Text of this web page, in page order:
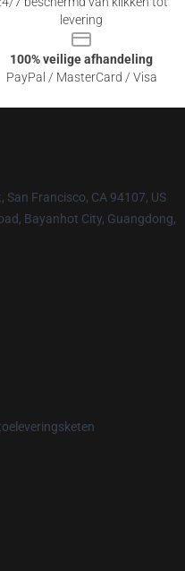
levering
100% veilige afhandeling
PayPal / MasterCard / Visa
San Francisco, CA 94107, US
Bayanhot City, Guangdong,